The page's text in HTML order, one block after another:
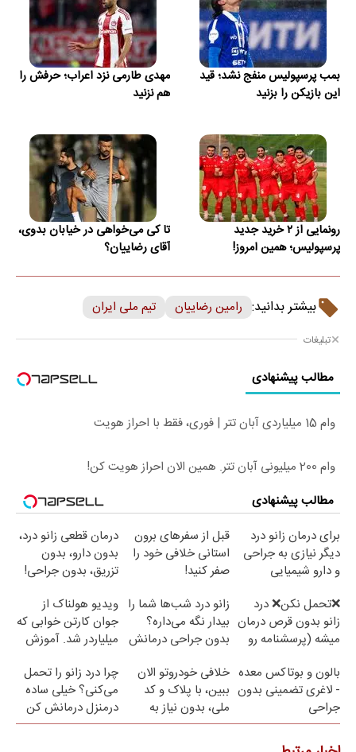
بمب پرسپولیس منفج نشد؛ قید
این بازیکن را بزنید
مهدی طارمی نزد اعراب؛ حرفش را
هم نزنید
رونمایی از ۲ خرید جدید
پرسپولیس؛ همین امروز!
تا کی می‌خواهی در خیابان بدوی،
آقای رضاییان؟
بیشتر بدانید: رامین رضاییان تیم ملی ایران
تبلیغات
مطالب پیشنهادی
وام 15 میلیاردی آبان تتر | فوری، فقط با احراز هویت
وام 200 میلیونی آبان تتر. همین الان احراز هویت کن!
مطالب پیشنهادی
برای درمان زانو درد
دیگر نیازی به جراحی
و دارو شیمیایی
قبل از سفرهای برون
استانی خلافی خود را
صفر کنید!
درمان قطعی زانو درد،
بدون دارو، بدون
تزریق، بدون جراحی!
❌تحمل نکن❌ درد
زانو بدون قرص درمان
میشه (پرسشنامه رو
زانو درد شب‌ها شما را
بیدار نگه می‌داره؟
بدون جراحی درمانش
ویدیو هولناک از
جوان کارتن خوابی که
میلیاردر شد. آموزش
بالون و بوتاکس معده
- لاغری تضمینی بدون
جراحی
خلافی خودروتو الان
ببین، با پلاک و کد
ملی، بدون نیاز به
مراجعه حضوری
چرا درد زانو را تحمل
می‌کنی؟ خیلی ساده
درمنزل درمانش کن